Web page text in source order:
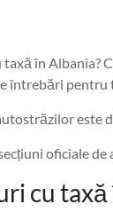
în Albania?
întrebări pentru
este
oficiale
cu